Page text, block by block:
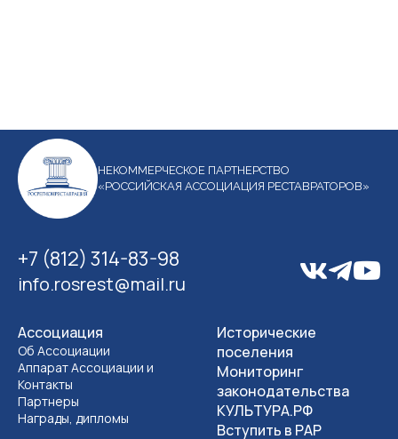
НЕКОММЕРЧЕСКОЕ ПАРТНЕРСТВО
«РОССИЙСКАЯ АССОЦИАЦИЯ РЕСТАВРАТОРОВ»
+7 (812) 314-83-98
info.rosrest@mail.ru
Ассоциация
Об Ассоциации
Аппарат Ассоциации и
Контакты
Партнеры
Награды, дипломы
Исторические
поселения
Мониторинг
законодательства
КУЛЬТУРА.РФ
Вступить в РАР